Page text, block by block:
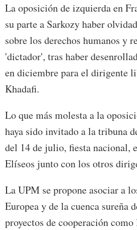
La oposición de izquierda en
su parte a Sarkozy haber
sobre los derechos humanos y
'dictador', tras haber
en diciembre para el dirigente
Khadafi.
Lo que más molesta a la
haya sido invitado a la tribuna
del 14 de julio, fiesta nacional,
Elíseos junto con los otros
La UPM se propone asociar a
Europea y de la cuenca sureña
proyectos de cooperación